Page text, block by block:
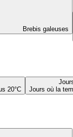
Brebis galeuses
20°C
Jours où la